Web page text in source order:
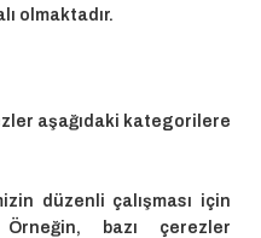
olmaktadır.
aşağıdaki kategorilere
düzenli çalışması için
bazı çerezler